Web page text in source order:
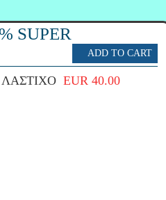
SUPER
ΛΑΣΤΙΧΟ EUR 40.00